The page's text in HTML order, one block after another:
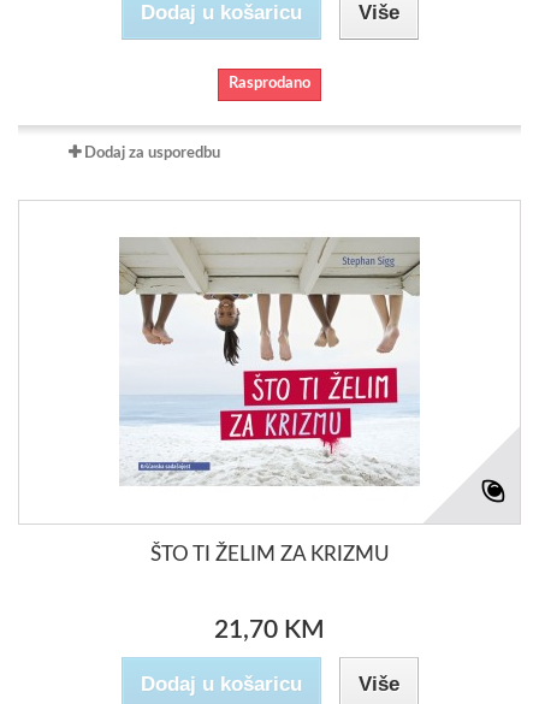
Dodaj u košaricu Više
Rasprodano
Dodaj za usporedbu
ŠTO TI ŽELIM ZA KRIZMU
21,70 KM
Dodaj u košaricu Više